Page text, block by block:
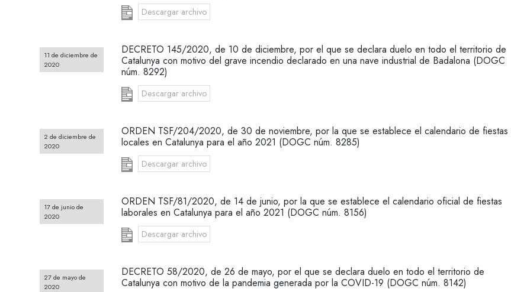
Descargar archivo
11 de diciembre de
2020
DECRETO 145/2020, de 10 de diciembre, por el que se declara duelo en todo el territorio de
Catalunya con motivo del grave incendio declarado en una nave industrial de Badalona (DOGC
núm. 8292)
Descargar archivo
2 de diciembre de
2020
ORDEN TSF/204/2020, de 30 de noviembre, por la que se establece el calendario de fiestas
locales en Catalunya para el año 2021 (DOGC núm. 8285)
Descargar archivo
17 de junio de
2020
ORDEN TSF/81/2020, de 14 de junio, por la que se establece el calendario oficial de fiestas
laborales en Catalunya para el año 2021 (DOGC núm. 8156)
Descargar archivo
27 de mayo de
2020
DECRETO 58/2020, de 26 de mayo, por el que se declara duelo en todo el territorio de
Catalunya con motivo de la pandemia generada por la COVID-19 (DOGC núm. 8142)